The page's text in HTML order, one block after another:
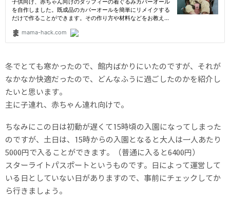
冬でとても寒かったので、館内ばかりにいたのですが、それが
なかなか快適だったので、どんなふうに過ごしたのかを紹介し
たいと思います。
主に子連れ、赤ちゃん連れ向けで。
ちなみにこの日は初動が遅くて15時頃の入園になってしまった
のですが、土日は、15時からの入園となると大人は一人あたり
5000円で入ることができます。（普通に入ると6400円）
スターライトパスポートというものです。日によって運営して
いる日としていない日がありますので、事前にチェックしてか
ら行きましょう。